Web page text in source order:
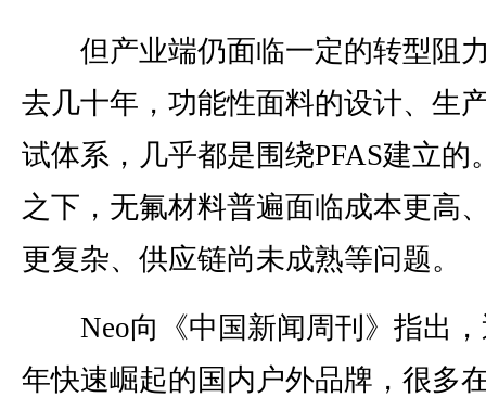
但产业端仍面临一定的转型阻
去几十年，功能性面料的设计、生
试体系，几乎都是围绕PFAS建立的
之下，无氟材料普遍面临成本更高
更复杂、供应链尚未成熟等问题。
Neo向《中国新闻周刊》指出，
年快速崛起的国内户外品牌，很多